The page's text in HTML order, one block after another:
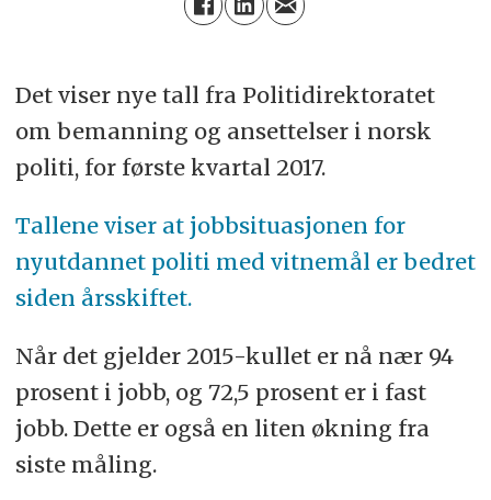
Det viser nye tall fra Politidirektoratet
om bemanning og ansettelser i norsk
politi, for første kvartal 2017.
Tallene viser at jobbsituasjonen for
nyutdannet politi med vitnemål er bedret
siden årsskiftet.
Når det gjelder 2015-kullet er nå nær 94
prosent i jobb, og 72,5 prosent er i fast
jobb. Dette er også en liten økning fra
siste måling.